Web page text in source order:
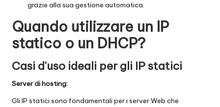
grazie alla sua gestione automatica.
Quando utilizzare un IP
statico o un DHCP?
Casi d'uso ideali per gli IP statici
Server di hosting:
Gli IP statici sono fondamentali per i server Web che